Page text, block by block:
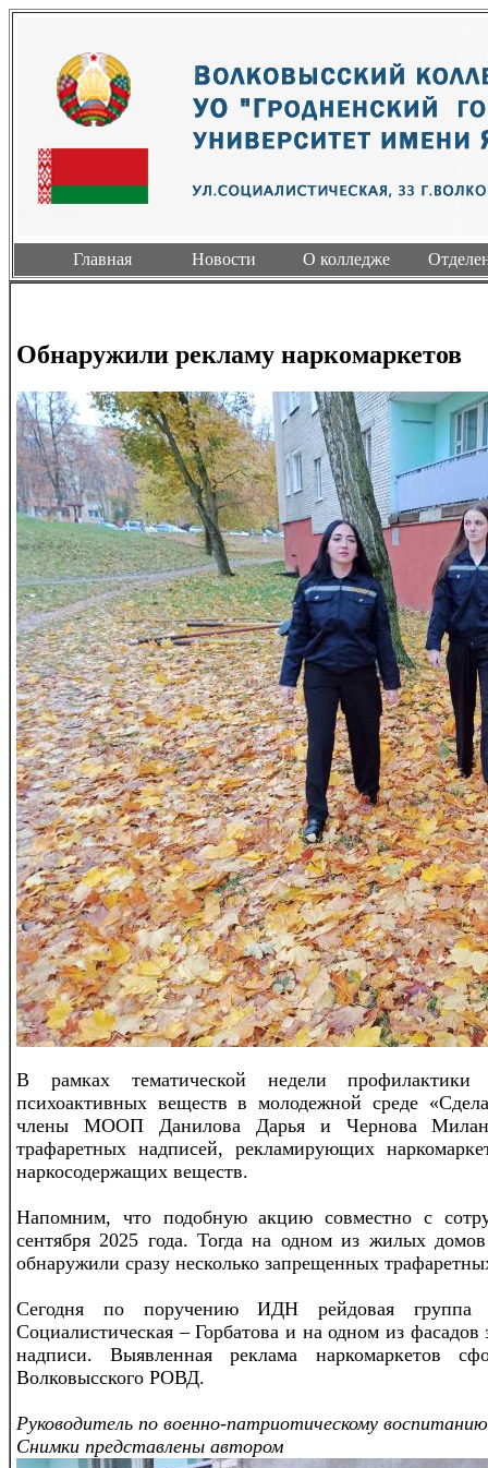
Главная Новости О колледже
Обнаружили рекламу наркомаркетов
В рамках тематической недели профилактики
психоактивных веществ в молодежной среде
члены МООП Данилова Дарья и Чернова
трафаретных надписей, рекламирующих
наркосодержащих веществ.
Напомним, что подобную акцию совместно с
сентября 2025 года. Тогда на одном из жилых
обнаружили сразу несколько запрещенных
Сегодня по поручению ИДН рейдовая
Социалистическая – Горбатова и на одном из
надписи. Выявленная реклама наркомаркетов
Волковысского РОВД.
Руководитель по военно-патриотическому
Снимки представлены автором